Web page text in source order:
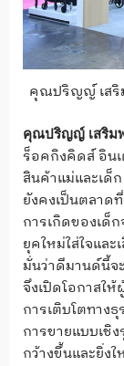
คุณปริญญ์ เสริ
คุณปริญญ์ เสริม
ร็อคกิงคิดส์ อิน
สินค้าแม่และเด็
ยังคงเป็นตลาด
การเกิดของเ
ยุคใหม่ใส่ใจแล
มั่นว่าดีมานด์นี้จ
จึงเปิดโอกาสใ
การเติบโตทาง
การขายแบบเชิ
กว้างขึ้นและยิ่ง